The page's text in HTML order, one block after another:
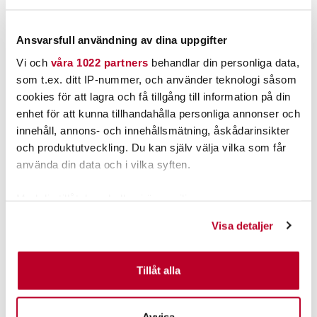
Ansvarsfull användning av dina uppgifter
Vi och våra 1022 partners behandlar din personliga data,
som t.ex. ditt IP-nummer, och använder teknologi såsom
cookies för att lagra och få tillgång till information på din
enhet för att kunna tillhandahålla personliga annonser och
innehåll, annons- och innehållsmätning, åskådarinsikter
och produktutveckling. Du kan själv välja vilka som får
använda din data och i vilka syften.
Identifiera din enhet genom att aktivt skanna den för
specifika kännetecken (fingeravtryck)
Ta reda på mer om hur dina personliga uppgifter
Visa detaljer
Tillåt alla
LÄGG I VARUKORGEN LÄGG I VARUKORGEN
79,00 kr
Nuvarande pris:
Tidigare pris
79,00 kr
69,00 kr